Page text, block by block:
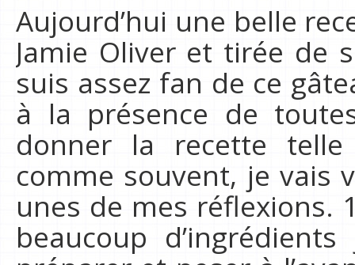
Aujourd’hui une belle
Jamie Oliver et tirée de
suis assez fan de ce
à la présence de
donner la recette
comme souvent, je vais
unes de mes réflexions.
beaucoup